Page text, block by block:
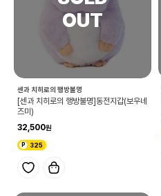
센과 치히로의 행방불명
[센과 치히로의 행방불명]동전지갑(보우네
즈미)
32,500
325